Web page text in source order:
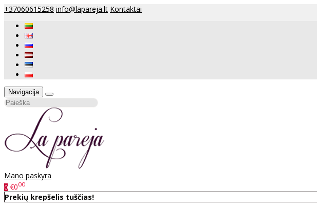
+37060615258 info@lapareja.lt Kontaktai
Navigacija
Mano paskyra
0 €000
Prekių krepšelis tuščias!